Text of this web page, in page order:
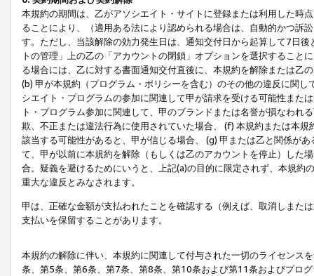
本規約の期間は、乙がアソシエイト・サイトに登録または利用した時
ることにより、（適用ある法により認められる場合は、自動的かつ訴
す。ただし、当該解除の効力発生日は、通知交付日から起算して7日
トの管理」上の乙の「アカウントの閉鎖」オプションを選択するこ
る場合には、乙に対する書面通知交付直後に、本規約を解除または乙
(b) 甲が本規約（プログラム・ポリシーを含む）のその他の違反に関
シエイト・プログラムの参加に関連して甲が請求を受ける可能性また
ト・プログラム参加に関連して、甲のブランドまたは名誉が損なわれ
欺、不正または違法行為に使用されていた場合、 (f) 本規約または本
該当する可能性があると、甲が信じる場合、 (g) 甲または乙と関係が
て、甲が以前に本規約を解除（もしくは乙のアカウントを停止）した
合。疑義を避けるためにいうと、上記(a)の目的に限定されず、本規
重大な違反とみなされます。
甲は、正確な金額が支払われたことを確認する（例えば、取消しまた
支払いを保留することがあります。
本規約の解除に伴い、本規約に関連して付与された一切のライセンス
条、第5条、第6条、第7条、第8条、第10条および第11条およびプロ